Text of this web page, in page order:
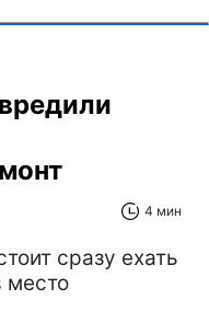
4 мин
сразу ехать
место